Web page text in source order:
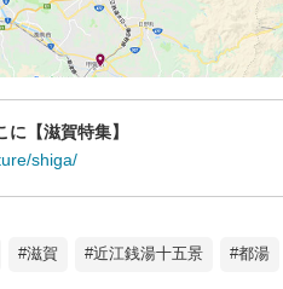
【滋賀特集】
shiga/
#滋賀 #近江銭湯十五景 #都湯